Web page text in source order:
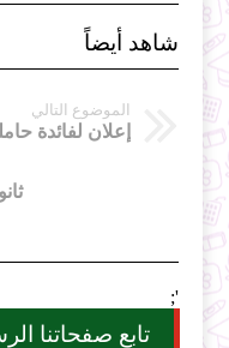
شاهد أيضاً
الموضوع التالي
';
تابع صفحاتنا